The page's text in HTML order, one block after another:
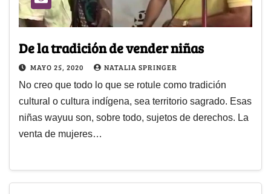
De la tradición de vender niñas
MAYO 25, 2020 NATALIA SPRINGER
No creo que todo lo que se rotule como tradición
cultural o cultura indígena, sea territorio sagrado. Esas
niñas wayuu son, sobre todo, sujetos de derechos. La
venta de mujeres…